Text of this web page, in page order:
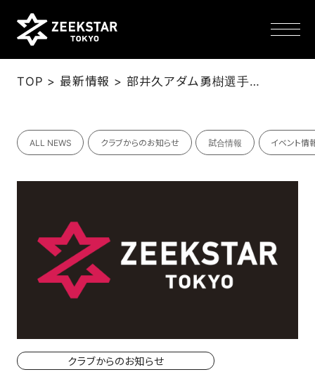
NEWS
TEAM
SCHEDULE
TICKET
会場（座席・価格表）
TOP > 最新情報 > 部井久アダム勇樹選手、中村翼選手 日本代表第３回強化合宿メンバー選出のお知らせ
クラブからのお知らせ
ALL NEWS クラブからのお知らせ 試合情報 イベント情